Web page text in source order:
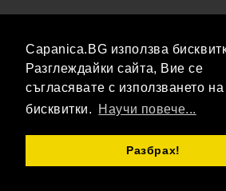
Capanica.BG използва
Разглеждайки сайта, Вие се
съгласявате с използването на
бисквитки.
Научи повече...
Разбрах!
Нашият онлайн магазин е 100%
Моите лични